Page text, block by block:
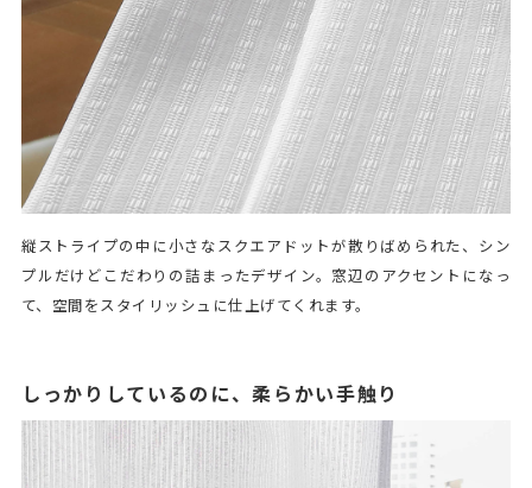
縦ストライプの中に小さなスクエアドットが散りばめられた、シン
プルだけどこだわりの詰まったデザイン。窓辺のアクセントになっ
て、空間をスタイリッシュに仕上げてくれます。
しっかりしているのに、柔らかい手触り